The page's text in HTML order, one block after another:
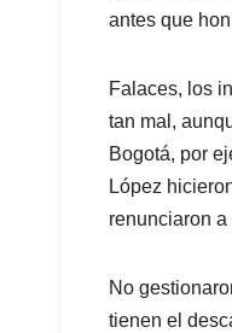
antes que
Falaces, los
tan mal,
Bogotá, por
López
renunciaron
No
tienen el